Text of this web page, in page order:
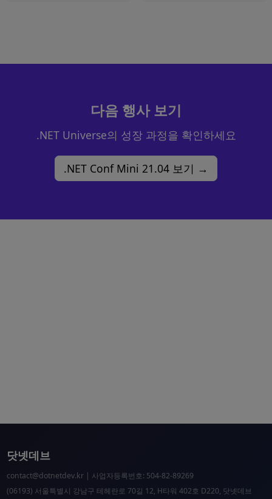
다음 행사 보기
.NET Universe의 성장 과정을 확인하세요
.NET Conf Mini 21.04 보기 →
닷넷데브
contact@dotnetdev.kr| 사업자등록번호: 504-82-89269
(06193) 서울특별시 강남구 테헤란로 70길 12, H타워 402호 D220, 닷넷데브